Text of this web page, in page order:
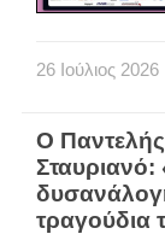
26 Ιούλιος 2026
Ο
τραγούδια